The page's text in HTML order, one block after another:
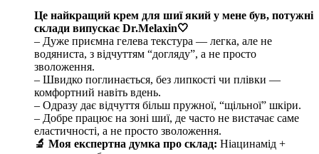
допомагає вирівнювати текстуру шкіри
підтримує рівний та свіжий вигляд зони шиї
формує захисний бар’єр для збереження вологи
підходить для щоденного використання
Активні компоненти:
Цераміди NP (Ceramide NP)– сприяють зміцненню
захисного бар’єра шкіри та зменшенню втрати вологи.
Це найкращий крем для шиї який у мене був, потужні
склади випускає Dr.Melaxin🤍
– Дуже приємна гелева текстура — легка, але не
водяниста, з відчуттям “догляду”, а не просто
зволоження.
– Швидко поглинається, без липкості чи плівки —
комфортний навіть вдень.
– Одразу дає відчуття більш пружної, “щільної” шкіри.
– Добре працює на зоні шиї, де часто не вистачає саме
еластичності, а не просто зволоження.
🔬 Моя експертна думка про склад: Ніацинамід +